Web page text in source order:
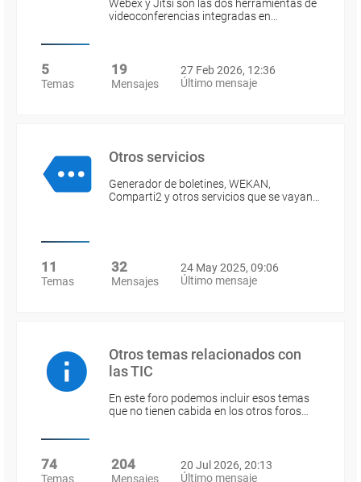
Webex y Jitsi son las dos herramientas de
videoconferencias integradas en…
5
Temas
19
Mensajes
27 Feb 2026, 12:36
Último mensaje
Otros servicios
Generador de boletines, WEKAN,
Comparti2 y otros servicios que se vayan…
11
Temas
32
Mensajes
24 May 2025, 09:06
Último mensaje
Otros temas relacionados con
las TIC
En este foro podemos incluir esos temas
que no tienen cabida en los otros foros…
74
Temas
204
Mensajes
20 Jul 2026, 20:13
Último mensaje